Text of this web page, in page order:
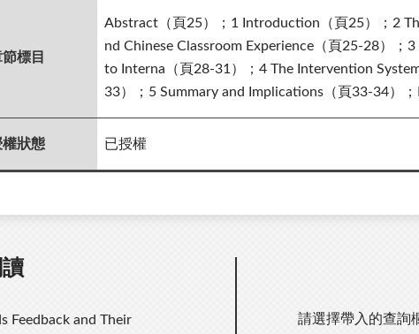
標目
Abstract（頁25）；1 Introduction（頁25）；2
nd Chinese Classroom Experience（頁25-28）
to Interna（頁28-31）；4 The Intervention
33）；5 Summary and Implications（頁33-34）；
權狀態 已授權
Feedback and Their
請選擇帶入的查詢